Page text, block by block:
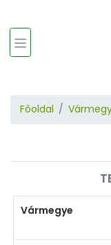
Főoldal
Vármegye